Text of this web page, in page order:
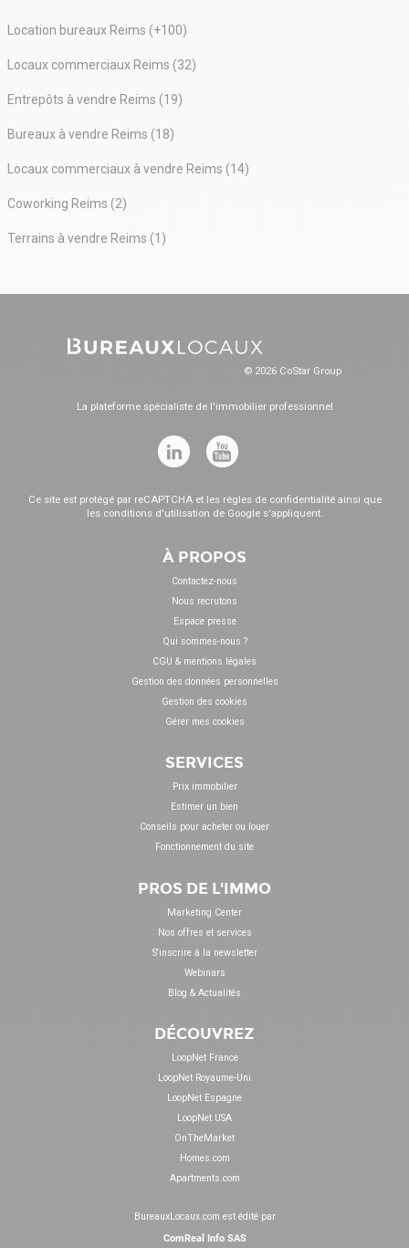
Location bureaux Reims (+100)
Locaux commerciaux Reims (32)
Entrepôts à vendre Reims (19)
Bureaux à vendre Reims (18)
Locaux commerciaux à vendre Reims (14)
Coworking Reims (2)
Terrains à vendre Reims (1)
© 2026 CoStar Group
La plateforme spécialiste de l'immobilier professionnel
Ce site est protégé par reCAPTCHA et les règles de confidentialitéainsi que
les conditions d'utilisation de Google s'appliquent.
À PROPOS
Contactez-nous
Nous recrutons
Espace presse
Qui sommes-nous ?
CGU & mentions légales
Gestion des données personnelles
Gestion des cookies
Gérer mes cookies
SERVICES
Prix immobilier
Estimer un bien
Conseils pour acheter ou louer
Fonctionnement du site
PROS DE L'IMMO
Marketing Center
Nos offres et services
S'inscrire à la newsletter
Webinars
Blog & Actualités
DÉCOUVREZ
LoopNet France
LoopNet Royaume-Uni
LoopNet Espagne
LoopNet USA
OnTheMarket
Homes.com
Apartments.com
BureauxLocaux.com est édité par
ComReal Info SAS